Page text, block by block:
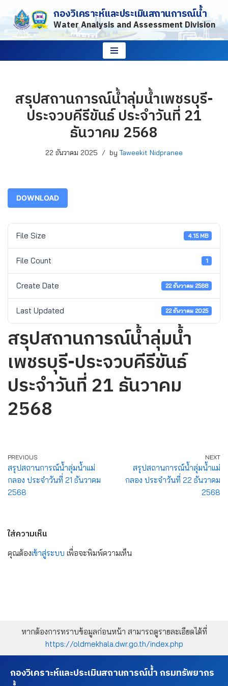
Skip
to
กองวิเคราะห์และประเมินสถานการณ์น้ำ
Water Analysis and Assessment Division
สรุปสถานการณ์น้ำลุ่มน้ำเพชรบุรี-
ประจวบคีรีขันธ์ ประจำวันที่ 21
ธันวาคม 2568
22 ธันวาคม 2025 by Taweekit Nidpranee
DOWNLOAD
File Size 4.15 MB
File Count 1
Create Date 22 ธันวาคม 2568
Last Updated 22 ธันวาคม 2025
สรุปสถานการณ์น้ำลุ่มน้ำ
เพชรบุรี-ประจวบคีรีขันธ์
ประจำวันที่ 21 ธันวาคม
2568
PREVIOUS
สรุปสถานการณ์น้ำลุ่มน้ำแม่
กลอง ประจำวันที่ 21 ธันวาคม
2568
NEXT
สรุปสถานการณ์น้ำลุ่มน้ำแม่
กลอง ประจำวันที่ 22 ธันวาคม
2568
ใส่ความเห็น
คุณต้องเข้าสู่ระบบ เพื่อจะพิมพ์ความเห็น
หากต้องการทราบข้อมูลก่อนหน้า สามารถดูรายละเอียดได้ที่
https://oldmekhala.dwr.go.th/index.php
กองวิเคราะห์และประเมินสถานการณ์น้ำ กรมทรัพยากร